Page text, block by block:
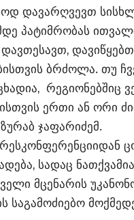
დავარღვევთ
პატიმრობას
დავიწყებთ
ბრძოლა. თუ
რეგიონებშიც
ერთი ან ორი
ჯაფარიძემ.
სადაც
მცენარის
საგამოძიებო